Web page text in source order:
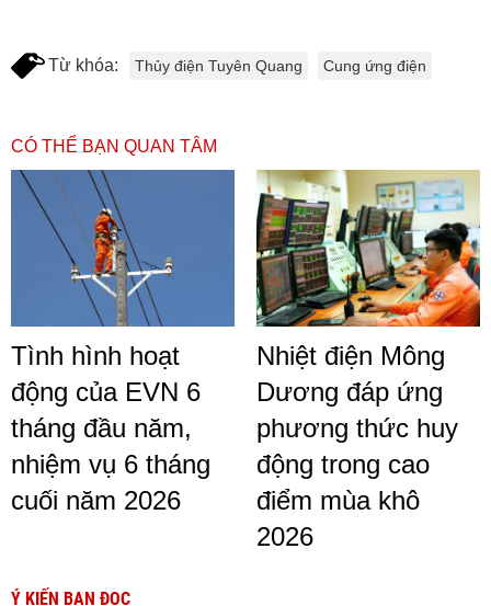
Từ khóa: Thủy điện Tuyên Quang Cung ứng điện
CÓ THỂ BẠN QUAN TÂM
Tình hình hoạt
động của EVN 6
tháng đầu năm,
nhiệm vụ 6 tháng
cuối năm 2026
Nhiệt điện Mông
Dương đáp ứng
phương thức huy
động trong cao
điểm mùa khô
2026
Ý KIẾN BẠN ĐỌC